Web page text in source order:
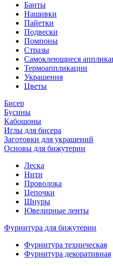
Банты
Нашивки
Пайетки
Подвески
Помпоны
Стразы
Самоклеющиеся
Термоаппликации
Украшения
Цветы
Бисер
Бусины
Кабошоны
Иглы для бисера
Заготовки для украшений
Основы для бижутерии
Леска
Нити
Проволока
Цепочки
Шнуры
Ювелирные ленты
Фурнитура для бижутерии
Фурнитура техническая
Фурнитура декоративная